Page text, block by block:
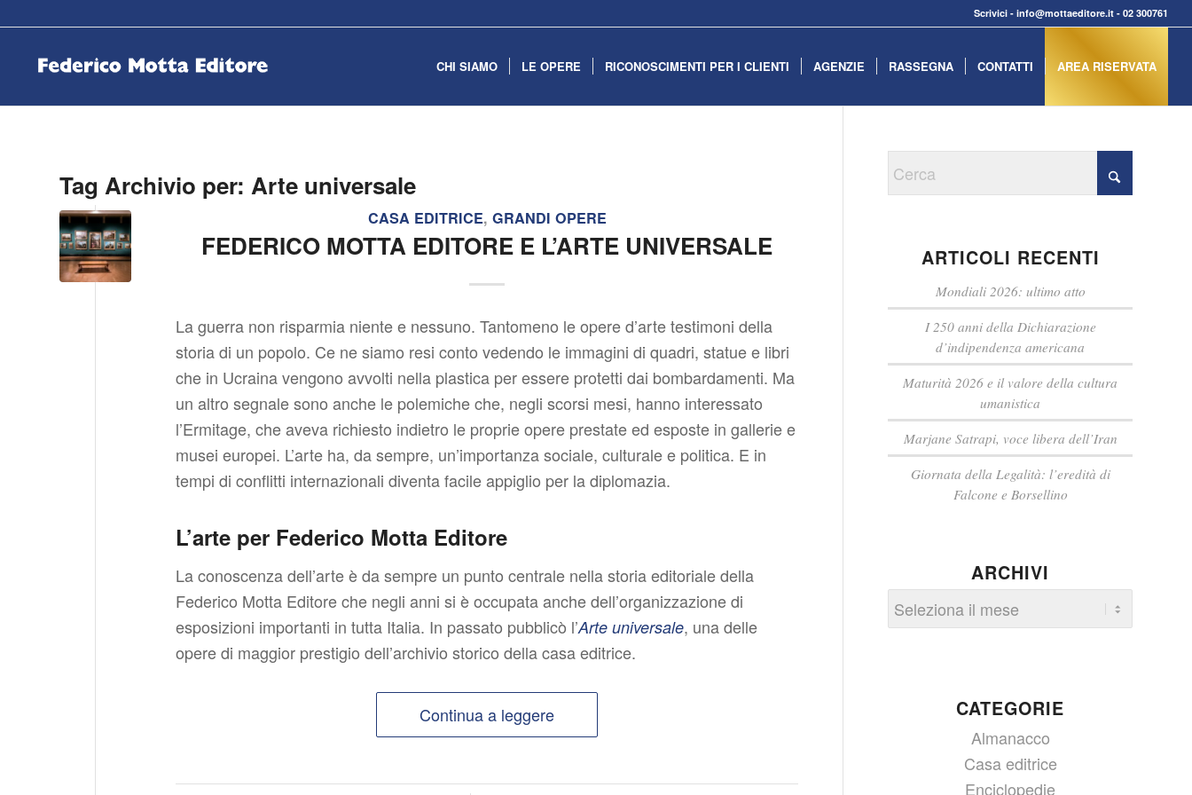
Scrivici -info@mottaeditore.it -02 300761
CHI SIAMO LE OPERE RICONOSCIMENTI PER I CLIENTI AGENZIE RASSEGNA CONTATTI AREA RISERVATA
Tag Archivio per: Arte universale
CASA EDITRICE, GRANDI OPERE
FEDERICO MOTTA EDITORE E L’ARTE UNIVERSALE
La guerra non risparmia niente e nessuno. Tantomeno le opere d’arte testimoni della
storia di un popolo. Ce ne siamo resi conto vedendo le immagini di quadri, statue e libri
che in Ucraina vengono avvolti nella plastica per essere protetti dai bombardamenti. Ma
un altro segnale sono anche le polemiche che, negli scorsi mesi, hanno interessato
l’Ermitage, che aveva richiesto indietro le proprie opere prestate ed esposte in gallerie e
musei europei. L’arte ha, da sempre, un’importanza sociale, culturale e politica. E in
tempi di conflitti internazionali diventa facile appiglio per la diplomazia.
L’arte per Federico Motta Editore
La conoscenza dell’arte è da sempre un punto centrale nella storia editoriale della
Federico Motta Editore che negli anni si è occupata anche dell’organizzazione di
esposizioni importanti in tutta Italia. In passato pubblicò l’Arte universale, una delle
opere di maggior prestigio dell’archivio storico della casa editrice.
Continua a leggere
ARTICOLI RECENTI
Mondiali 2026: ultimo atto
I 250 anni della Dichiarazione
d’indipendenza americana
Maturità 2026 e il valore della cultura
umanistica
Marjane Satrapi, voce libera dell’Iran
Giornata della Legalità: l’eredità di
Falcone e Borsellino
ARCHIVI
CATEGORIE
Almanacco
Casa editrice
Enciclopedie